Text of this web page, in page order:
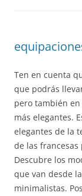
Ten en cuenta
que podrás
pero también en
más elegantes.
elegantes de la
de las francesas
Descubre los
que van desde
minimalistas.